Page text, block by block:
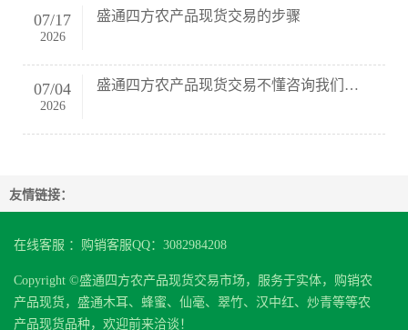
07/17
2026
盛通四方农产品现货交易的步骤
07/04
2026
盛通四方农产品现货交易不懂咨询我们客服即
友情链接：
在线客服 ：购销客服QQ：3082984208
Copyright ©盛通四方农产品现货交易市场，服务于实体，购销农
产品现货，盛通木耳、蜂蜜、仙毫、翠竹、汉中红、炒青等等农
产品现货品种，欢迎前来洽谈！